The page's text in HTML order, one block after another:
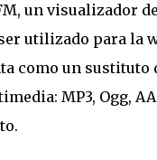
un visualizador
utilizado para la
como un
MP3, Ogg,